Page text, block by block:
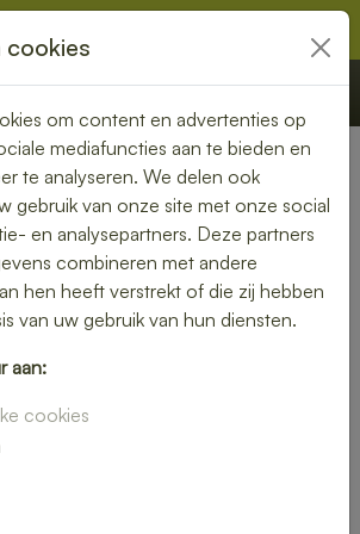
Offerte Bestellen
» Delfzijl
bezorgen in
en kwaliteit
je lunch bezorgen in Delfzijl en geniet
maaltijd zonder moeite. Of je nu kiest
broodje, een gezonde salade of een
brengen jouw lunch vers en op tijd bij
cookies
om content en advertenties op
mediafuncties aan te bieden en
te analyseren. We delen ook
gebruik van onze site met onze social
en analysepartners. Deze partners
combineren met andere
hen heeft verstrekt of die zij hebben
van uw gebruik van hun diensten.
aan:
cookies